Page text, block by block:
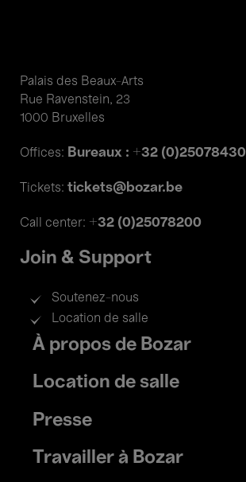
Palais des Beaux-Arts
Rue Ravenstein, 23
1000 Bruxelles
Offices: Bureaux : +32 (0)25078430
Tickets: tickets@bozar.be
Call center: +32 (0)25078200
Join & Support
Soutenez-nous
Location de salle
Footer
menu
À propos de Bozar
Location de salle
Presse
Travailler à Bozar